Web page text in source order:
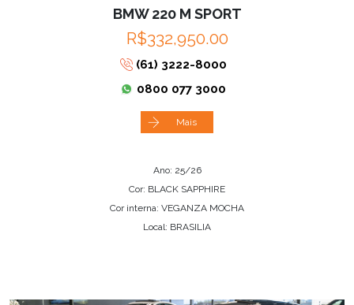
BMW 220 M SPORT
R$332,950.00
(61) 3222-8000
0800 077 3000
Mais
Ano: 25/26
Cor: BLACK SAPPHIRE
Cor interna: VEGANZA MOCHA
Local: BRASILIA